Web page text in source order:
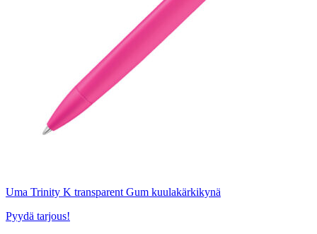
Uma Trinity K transparent Gum kuulakärkikynä
Pyydä tarjous!